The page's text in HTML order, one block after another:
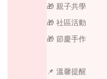
🎁 親子共學
🎁 社區活動
🎁 節慶手作
📌 溫馨提醒